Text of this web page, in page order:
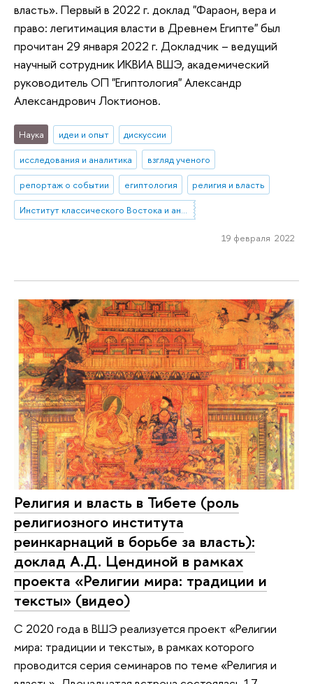
власть». Первый в 2022 г. доклад "Фараон, вера и
право: легитимация власти в Древнем Египте" был
прочитан 29 января 2022 г. Докладчик – ведущий
научный сотрудник ИКВИА ВШЭ, академический
руководитель ОП "Египтология" Александр
Александрович Локтионов.
Наука идеи и опыт
дискуссии
исследования и аналитика
взгляд ученого
репортаж о событии
египтология
религия и власть
Институт классического Востока и античности
19 февраля 2022
Религия и власть в Тибете (роль
религиозного института
реинкарнаций в борьбе за власть):
доклад А.Д. Цендиной в рамках
проекта «Религии мира: традиции и
тексты» (видео)
С 2020 года в ВШЭ реализуется проект «Религии
мира: традиции и тексты», в рамках которого
проводится серия семинаров по теме «Религия и